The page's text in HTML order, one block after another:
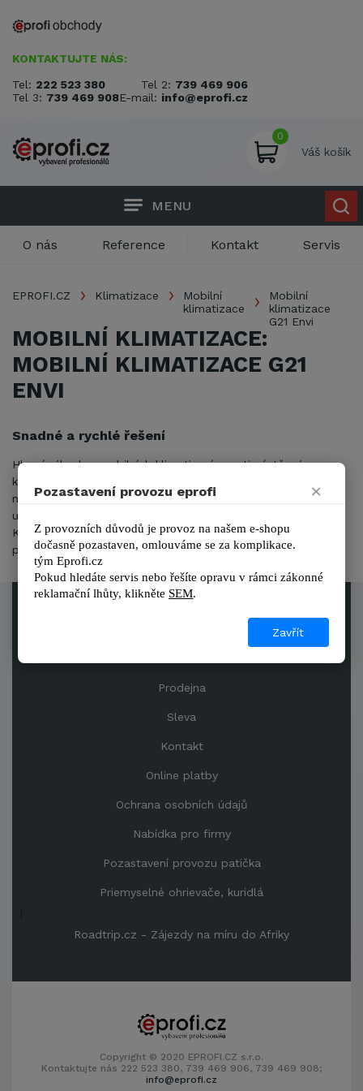
KONTAKTUJTE NÁS:
Tel: 222 523 380 Tel 2: 739 469 906
Tel 3: 739 469 908E-mail: info@eprofi.cz
0
Váš košík
MENU
O nás Reference Kontakt Servis
EPROFI.CZ Klimatizace
Mobilní
klimatizace
Mobilní
klimatizace
G21 Envi
MOBILNÍ KLIMATIZACE:
MOBILNÍ KLIMATIZACE G21
ENVI
Snadné a rychlé řešení
Hlavní výhodou mobilních klimatizací oproti nástěnným
klimatizacím je jejich nízká pořizovací cena. Navíc vás
nečekají další výdaje za složitou odbornou montáž, ani
uklízení nepořádku po souvisejících stavebních pracích.
Klimatizaci vybalíte z krabice a můžete ji ihned začít
používat.
Prodejna
Sleva
Kontakt
Online platby
Ochrana osobních údajů
Nabídka pro firmy
Pozastavení provozu patička
Priemyselné ohrievače, kuridlá
Roadtrip.cz - Zájezdy na míru do Afriky
Copyright © 2020 EPROFI.CZ s.r.o.
Kontaktujte nás 222 523 380, 739 469 906, 739 469 908;
info@eprofi.cz
Pozastavení provozu eprofi ×
Z provozních důvodů je provoz na našem e-shopu
dočasně pozastaven, omlouváme se za komplikace.
tým Eprofi.cz
Pokud hledáte servis nebo řešíte opravu v rámci zákonné
reklamační lhůty, klikněte SEM.
Zavřít